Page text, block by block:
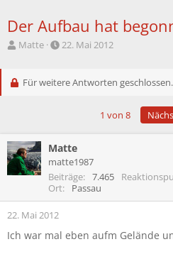
Der Aufbau hat
E
t
r
Matte
E
t
a
m
22. Mai 2012
Für weitere Antworten geschlossen.
1 von 8
Matte
matte1987
Beiträge
7.465
Ort
Passau
22. Mai 2012
Ich war mal eben aufm Gelände